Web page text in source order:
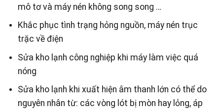
mô tơ và máy nén không song song …
Khắc phục tình trạng hỏng nguồn, máy nén trục
trặc về điện
Sửa kho lạnh công nghiệp khi máy làm việc quá
nóng
Sửa kho lạnh khi xuất hiện âm thanh lớn có thể do
nguyên nhân từ: các vòng lót bị mòn hay lỏng, áp